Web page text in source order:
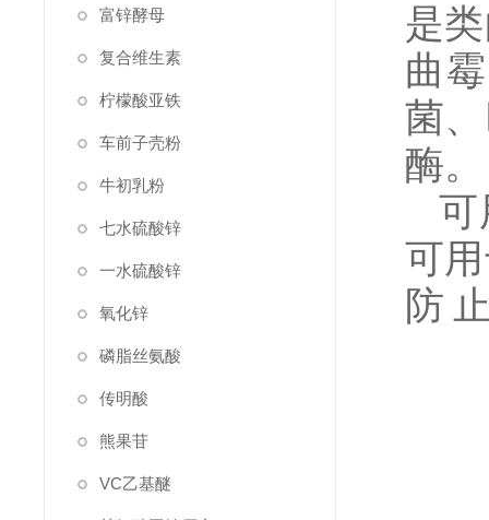
富锌酵母
复合维生素
柠檬酸亚铁
车前子壳粉
牛初乳粉
七水硫酸锌
一水硫酸锌
氧化锌
磷脂丝氨酸
传明酸
熊果苷
VC乙基醚
是
曲
菌
酶。
可
可
防